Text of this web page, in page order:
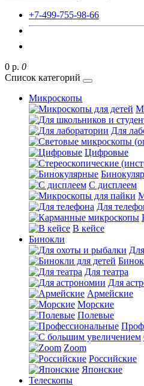
+7-499-755-98-66
0 р. 0
Список категорий
Микроскопы
Для
Цифровые
С дисплеем
Для
В кейсе
Бинокли
Для театра
Для
Армейские
Морские
Полевые
Zoom
Российские
Японские
Телескопы